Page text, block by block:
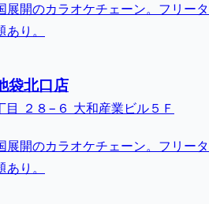
展開のカラオケチェーン。フリータ
り。
袋北口店
２８−６ 大和産業ビル５Ｆ
展開のカラオケチェーン。フリータ
り。